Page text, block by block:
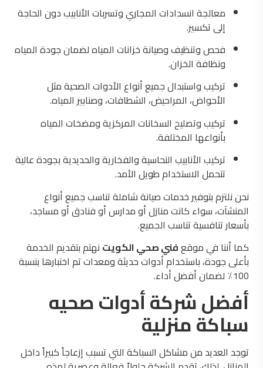
معالجة انسدادات المجاري وتسربات الأنابيب دون الحاجة
إلى تكسير.
فحص وتنظيف وصيانة خزانات المياه لضمان جودة المياه
ونظافة الخزان.
تركيب واستبدال جميع أنواع الأدوات الصحية مثل
الأحواض، المراحيض، الشطافات، وصنابير المياه.
تركيب وتصليح السخانات المركزية ومضخات المياه
بأنواعها المختلفة.
تركيب الأنابيب النحاسية والفخارية والحديدية بجودة عالية
تتحمل الاستخدام طويل الأمد.
نحن نلتزم بتوفير خدمات صيانة شاملة تناسب جميع أنواع
المنشآت، سواء كانت منازل أو مدارس أو فنادق أو مساجد،
بأسعار تنافسية تناسب الجميع.
كما أننا في موقعفني صحي الكويت نهتم بتقديم الخدمة
بأعلى جودة، باستخدام أدوات حديثة ومعدات تم اختبارها بنسبة
100٪ لضمان أفضل أداء.
أفضل شركة أدوات صحيه
سباكة منزلية
توجد العديد من مشاكل السباكة التي تسبب إزعاجاً كبيراً داخل